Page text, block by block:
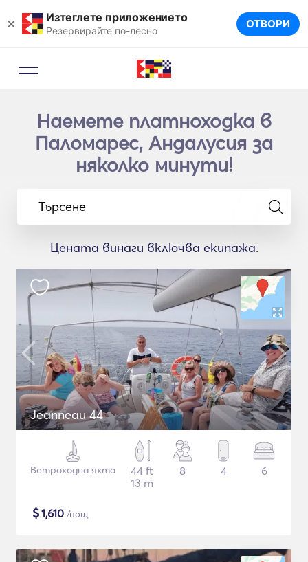
× Изтеглете приложението
Резервирайте по-лесно ОТВОРИ
Наемете платноходка в
Паломарес, Андалусия за
няколко минути!
Търсене
Цената винаги включва екипажа.
Jeanneau 44
Ветроходна яхта
44 ft
13 m
8 4 6
$1,610 /нощ